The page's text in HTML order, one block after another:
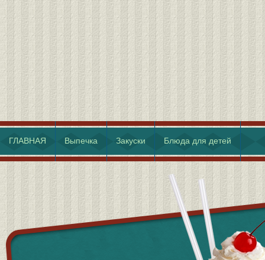
ГЛАВНАЯ Выпечка Закуски Блюда для детей